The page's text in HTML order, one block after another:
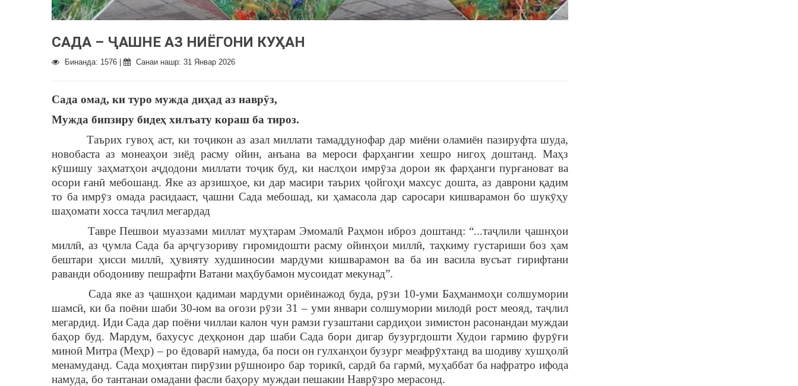
САДА – ҶАШНЕ АЗ НИЁГОНИ КУҲАН
Бинанда: 1576 | Санаи нашр: 31 Январ 2026
Сада омад, ки туро мужда диҳад аз наврӯз,
Мужда бипзиру бидеҳ хилъату кораш ба тироз.
Таърих гувоҳ аст, ки тоҷикон аз азал миллати тамаддунофар дар миёни оламиён пазируфта шуда,
новобаста аз монеаҳои зиёд расму ойин, анъана ва мероси фарҳангии хешро нигоҳ доштанд. Маҳз
кӯшишу заҳматҳои аҷдодони миллати тоҷик буд, ки наслҳои имрӯза дорои як фарҳанги пурғановат ва
осори ғанӣ мебошанд. Яке аз арзишҳое, ки дар масири таърих ҷойгоҳи махсус дошта, аз даврони қадим
то ба имрӯз омада расидааст, ҷашни Сада мебошад, ки ҳамасола дар саросари кишварамон бо шукӯҳу
шаҳомати хосса таҷлил мегардад
Тавре Пешвои муаззами миллат муҳтарам Эмомалӣ Раҳмон иброз доштанд: “...таҷлили ҷашнҳои
миллӣ, аз ҷумла Сада ба арҷгузориву гиромидошти расму ойинҳои миллӣ, таҳкиму густариши боз ҳам
бештари ҳисси миллӣ, ҳувияту худшиносии мардуми кишварамон ва ба ин васила вусъат гирифтани
раванди ободониву пешрафти Ватани маҳбубамон мусоидат мекунад”.
Сада яке аз ҷашнҳои қадимаи мардуми ориёинажод буда, рӯзи 10-уми Баҳманмоҳи солшумории
шамсӣ, ки ба поёни шаби 30-юм ва оғози рӯзи 31 – уми январи солшумории милодӣ рост меояд, таҷлил
мегардид. Иди Сада дар поёни чиллаи калон чун рамзи гузаштани сардиҳои зимистон расонандаи муждаи
баҳор буд. Мардум, бахусус деҳқонон дар шаби Сада бори дигар бузургдошти Худои гармию фурӯғи
миноӣ Митра (Меҳр) – ро ёдоварӣ намуда, ба поси он гулханҳои бузург меафрӯхтанд ва шодиву хушҳолӣ
менамуданд. Сада моҳиятан пирӯзии рӯшноиро бар торикӣ, сардӣ ба гармӣ, муҳаббат ба нафратро ифода
намуда, бо тантанаи омадани фасли баҳору муждаи пешакии Наврӯзро мерасонд.